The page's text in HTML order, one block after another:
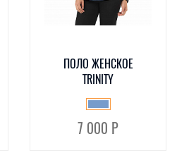
ПОЛО ЖЕНСКОЕ
TRINITY
7 000 Р